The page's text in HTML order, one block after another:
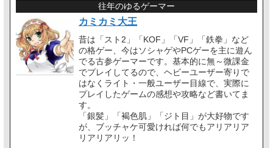
往年のゆるゲーマー
カミカミ大王
昔は「スト2」「KOF」「VF」「鉄拳」など
の格ゲー、今はソシャゲやPCゲーを主に遊ん
でる古参ゲーマーです。基本的に無～微課金
でプレイしてるので、ヘビーユーザー寄りで
はなくライト・一般ユーザー目線で、実際に
プレイしたゲームの感想や攻略など書いてま
す。
「銀髪」「褐色肌」「ジト目」が大好物です
が、ブッチャケ可愛ければ何でもアリアリア
リアリアリッ！